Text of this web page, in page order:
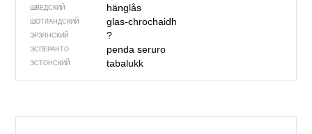
ШВЕДСКИЙ hänglås
ШОТЛАНДСКИЙ glas-chrochaidh
ЭРЗЯНСКИЙ ?
ЭСПЕРАНТО penda seruro
ЭСТОНСКИЙ tabalukk